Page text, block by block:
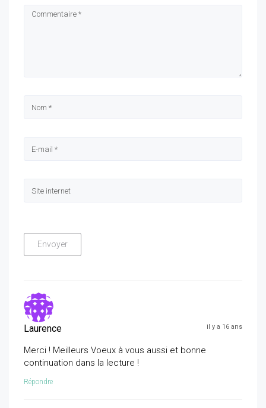
Laurence il y a 16 ans
Merci ! Meilleurs Voeux à vous aussi et bonne
continuation dans la lecture !
Répondre